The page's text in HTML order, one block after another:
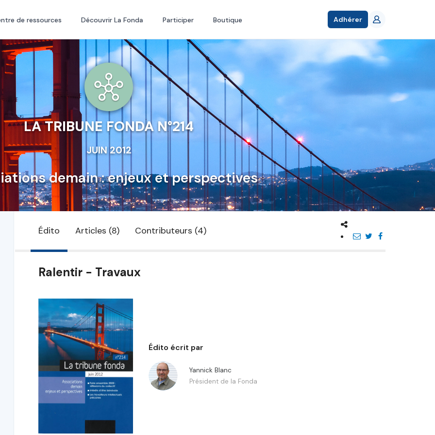
de ressources Découvrir La Fonda Participer Boutique Adhérer
LA TRIBUNE FONDA N°214
JUIN 2012
demain : enjeux et perspectives
Édito Articles (8) Contributeurs (4)
Ralentir - Travaux
Édito écrit par
Yannick Blanc
Président de la Fonda